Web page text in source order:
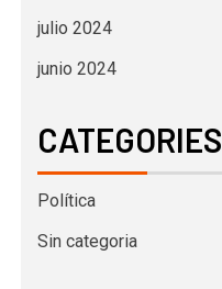
julio 2024
junio 2024
CATEGORIES
Política
Sin categoria